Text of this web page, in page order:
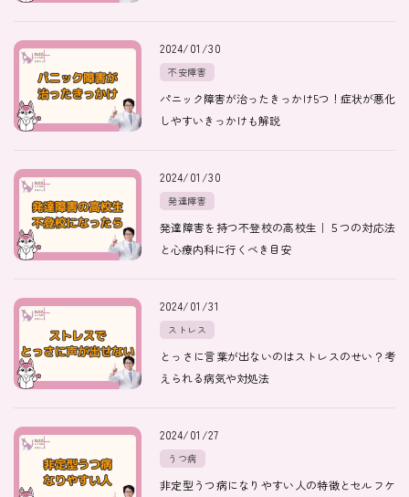
2024/01/30
不安障害
パニック障害が治ったきっかけ5つ！症状が悪化
しやすいきっかけも解説
2024/01/30
発達障害
発達障害を持つ不登校の高校生｜５つの対応法
と心療内科に行くべき目安
2024/01/31
ストレス
とっさに言葉が出ないのはストレスのせい？考
えられる病気や対処法
2024/01/27
うつ病
非定型うつ病になりやすい人の特徴とセルフケ